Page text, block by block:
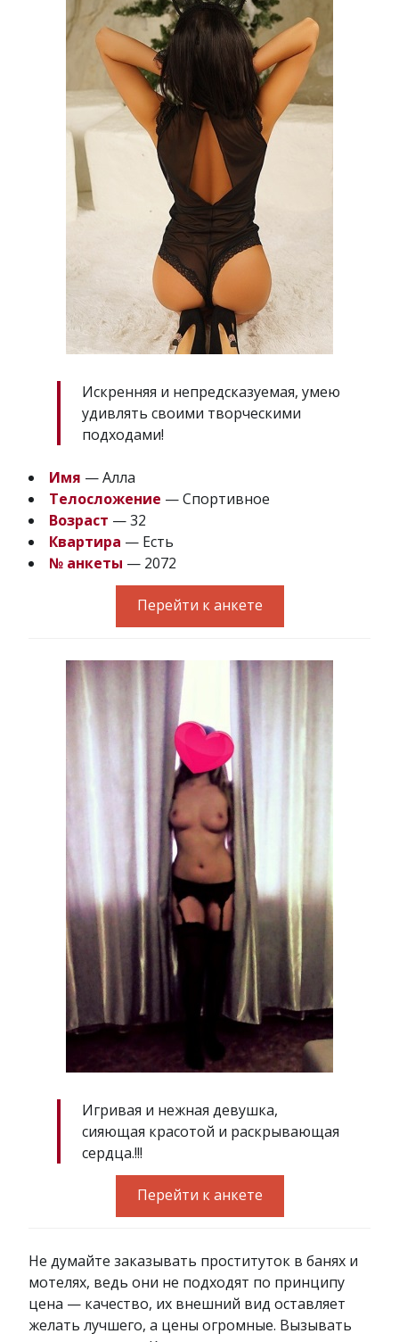
Искренняя и непредсказуемая, умею
удивлять своими творческими
подходами!
Имя — Алла
Телосложение — Спортивное
Возраст — 32
Квартира — Есть
№ анкеты — 2072
Перейти к анкете
Игривая и нежная девушка,
сияющая красотой и раскрывающая
сердца.!!!
Перейти к анкете
Не думайте заказывать проституток в банях и
мотелях, ведь они не подходят по принципу
цена — качество, их внешний вид оставляет
желать лучшего, а цены огромные. Вызывать